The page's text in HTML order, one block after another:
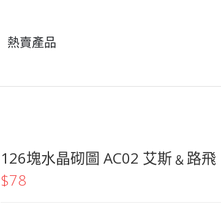
熱賣產品
126塊水晶砌圖 AC02 艾斯﹠路飛
$78